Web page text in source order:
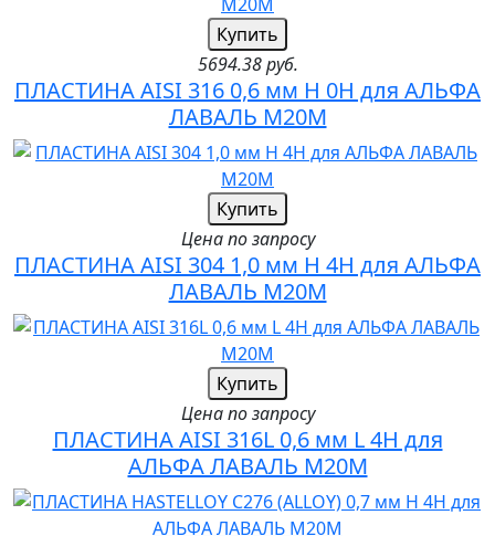
Купить
5694.38 руб.
ПЛАСТИНА AISI 316 0,6 мм H 0H для АЛЬФА
ЛАВАЛЬ M20M
Купить
Цена по запросу
ПЛАСТИНА AISI 304 1,0 мм H 4H для АЛЬФА
ЛАВАЛЬ M20M
Купить
Цена по запросу
ПЛАСТИНА AISI 316L 0,6 мм L 4H для
АЛЬФА ЛАВАЛЬ M20M